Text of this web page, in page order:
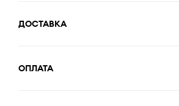
ДОСТАВКА
ОПЛАТА